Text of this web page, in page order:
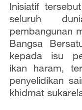
Inisiatif
seluruh
pembangunan
Bangsa
kepada isu
ikan haram,
penyelidikan
khidmat